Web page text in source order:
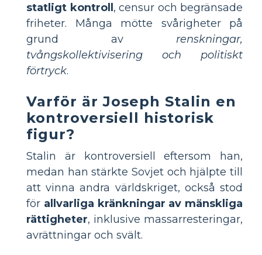
statligt kontroll , censur och begränsade
friheter. Många mötte svårigheter på
grund av renskningar,
tvångskollektivisering och politiskt
förtryck.
Varför är Joseph Stalin en
kontroversiell historisk
figur?
Stalin är kontroversiell eftersom han,
medan han stärkte Sovjet och hjälpte till
att vinna andra världskriget, också stod
för allvarliga kränkningar av mänskliga
rättigheter, inklusive massarresteringar,
avrättningar och svält.